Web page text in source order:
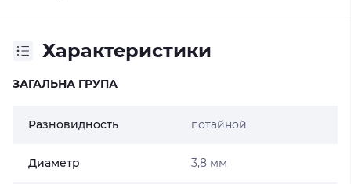
Характеристики
ЗАГАЛЬНА ГРУПА
Разновидность потайной
Диаметр 3,8 мм